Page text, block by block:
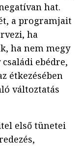
hat.
a programjait
ha
ha nem megy
ebédre,
étkezésében
változtatás
első tünetei